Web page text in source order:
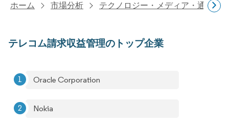
ホーム 市場分析 テクノロジー・メディア・通信研
テレコム請求収益管理のトップ企業
Oracle Corporation
Nokia